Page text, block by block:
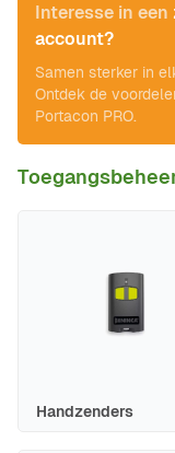
Interesse in een
account?
Samen sterker in
Ontdek de
Portacon PRO.
Handzenders